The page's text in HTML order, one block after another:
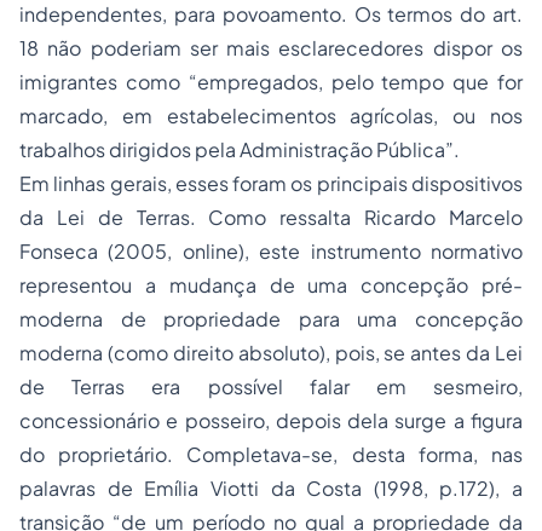
independentes, para povoamento. Os termos do art.
18 não poderiam ser mais esclarecedores dispor os
imigrantes como “empregados, pelo tempo que for
marcado, em estabelecimentos agrícolas, ou nos
trabalhos dirigidos pela Administração Pública”.
Em linhas gerais, esses foram os principais dispositivos
da Lei de Terras. Como ressalta Ricardo Marcelo
Fonseca (2005, online), este instrumento normativo
representou a mudança de uma concepção pré-
moderna de propriedade para uma concepção
moderna (como direito absoluto), pois, se antes da Lei
de Terras era possível falar em sesmeiro,
concessionário e posseiro, depois dela surge a figura
do proprietário. Completava-se, desta forma, nas
palavras de Emília Viotti da Costa (1998, p.172), a
transição “de um período no qual a propriedade da